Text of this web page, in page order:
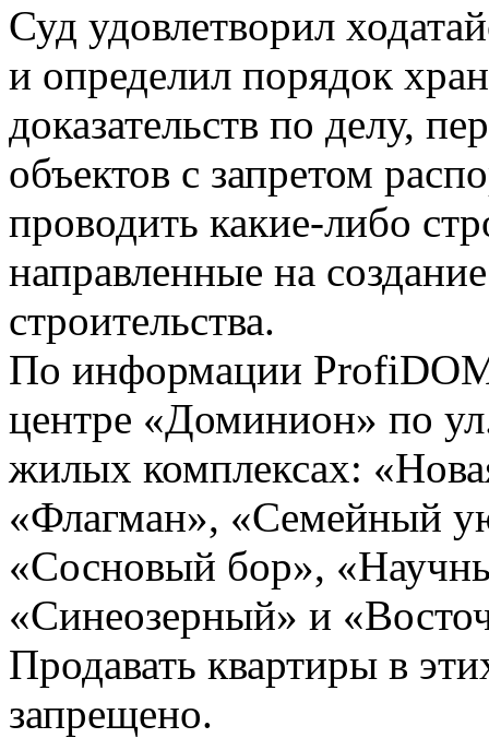
Суд удoвлeтвoрил
и определил порядок
доказательств по делу,
объектов с запретом
проводить какие-либо
направленные на
строительства.
По информации
центре «Доминион» по
жилых комплексах:
«Флагман», «Семейный
«Сосновый бор»,
«Синеозерный» и
Продавать квартиры в
запрещено.